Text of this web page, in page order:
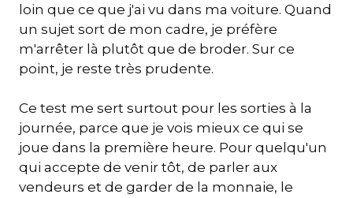
loin que ce que j'ai vu dans ma voiture. Quand
un sujet sort de mon cadre, je préfère
m'arrêter là plutôt que de broder. Sur ce
point, je reste très prudente.
Ce test me sert surtout pour les sorties à la
journée, parce que je vois mieux ce qui se
joue dans la première heure. Pour quelqu'un
qui accepte de venir tôt, de parler aux
vendeurs et de garder de la monnaie, le